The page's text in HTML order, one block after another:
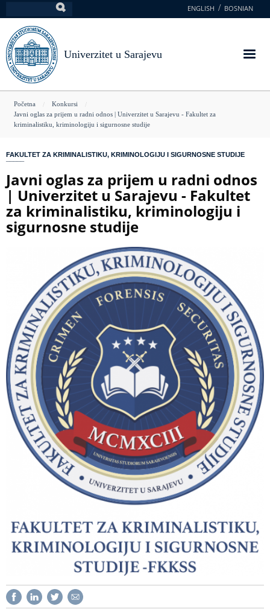
na
glavni
sadržaj
ENGLISH BOSNIAN
Univerzitet u Sarajevu
You
are
Početna
Konkursi
Javni oglas za prijem u radni odnos | Univerzitet u Sarajevu - Fakultet za
kriminalistiku, kriminologiju i sigurnosne studije
FAKULTET ZA KRIMINALISTIKU, KRIMINOLOGIJU I SIGURNOSNE STUDIJE
Javni oglas za prijem u radni odnos
| Univerzitet u Sarajevu - Fakultet
za kriminalistiku, kriminologiju i
sigurnosne studije